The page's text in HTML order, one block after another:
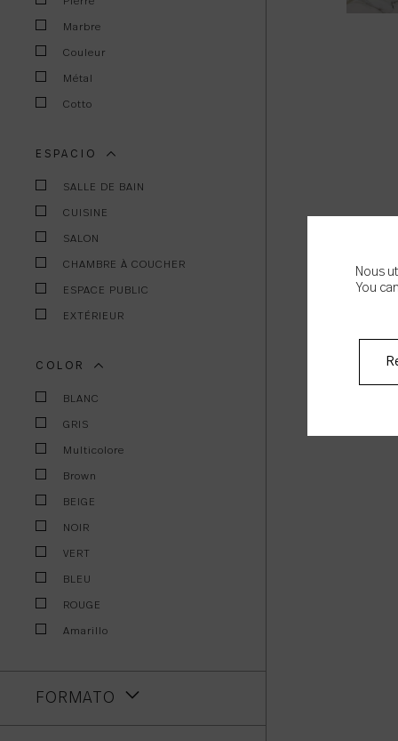
Marbre
Couleur
Métal
Cotto
ESPACIO
SALLE DE BAIN
CUISINE
SALON
CHAMBRE À COUCHER
ESPACE PUBLIC
EXTÉRIEUR
COLOR
BLANC
GRIS
Multicolore
Brown
BEIGE
NOIR
VERT
BLEU
ROUGE
Amarillo
FORMATO
Nous
You